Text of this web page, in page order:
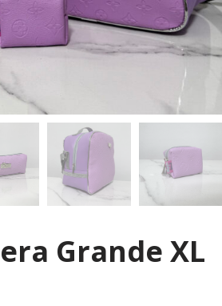
Grande XL